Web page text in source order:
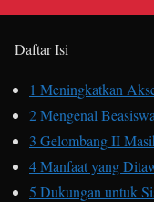
Daftar Isi
1 Meningkatkan
2Mengenal
3 Gelombang II
4Manfaat yang
5 Dukungan untuk